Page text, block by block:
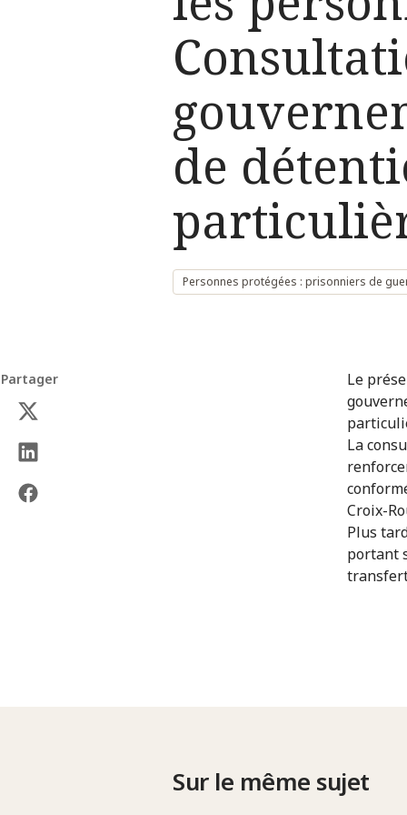
de
Personnes protégées : prisonniers de
Partager
Le
La
Croix-
Plus
portant
Sur le même sujet